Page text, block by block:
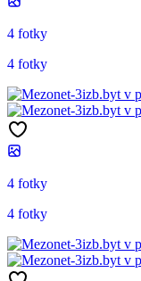
4 fotky
4 fotky
4 fotky
4 fotky